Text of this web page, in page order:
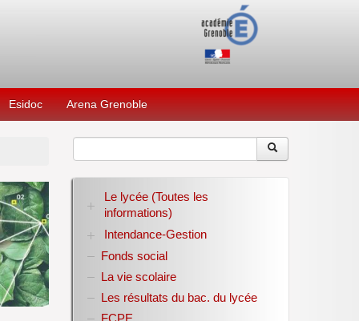
Esidoc Arena Grenoble
Le lycée (Toutes les
informations)
RENTREE 2026-2027
Stage des élèves de seconde
Intendance-Gestion
Restauration scolaire
Bourses nationales
Année scolaire 2017-2018
Fonds social
La vie scolaire
Les résultats du bac. du lycée
FCPE